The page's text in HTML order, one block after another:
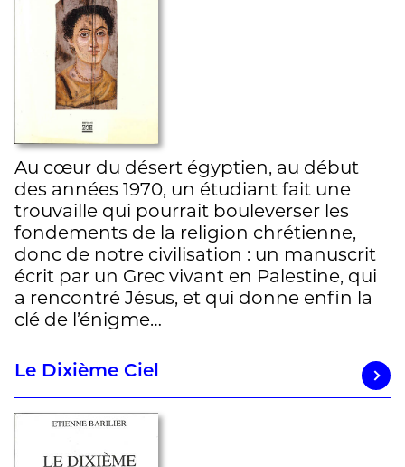
Au cœur du désert égyptien, au début
des années 1970, un étudiant fait une
trouvaille qui pourrait bouleverser les
fondements de la religion chrétienne,
donc de notre civilisation : un manuscrit
écrit par un Grec vivant en Palestine, qui
a rencontré Jésus, et qui donne enfin la
clé de l’énigme…
Le Dixième Ciel